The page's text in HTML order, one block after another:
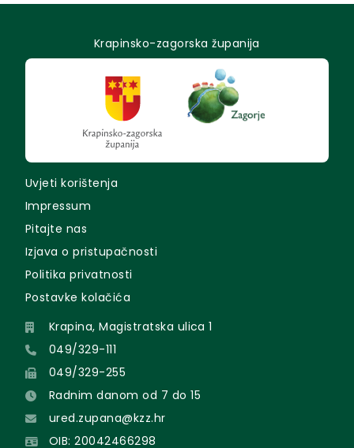
Krapinsko-zagorska županija
Uvjeti korištenja
Impressum
Pitajte nas
Izjava o pristupačnosti
Politika privatnosti
Postavke kolačića
Krapina, Magistratska ulica 1
049/329-111
049/329-255
Radnim danom od 7 do 15
ured.zupana@kzz.hr
OIB: 20042466298